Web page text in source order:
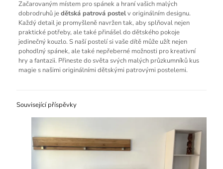
Začarovaným místem pro spánek a hraní vašich malých
dobrodruhů jedětská patrová postelv originálním designu.
Každý detail je promyšleně navržen tak, aby splňoval nejen
praktické potřeby, ale také přinášel do dětského pokoje
jedinečný kouzlo. S naší postelí si vaše dítě může užít nejen
pohodlný spánek, ale také nepřeberné možnosti pro kreativní
hry a fantazii. Přineste do světa svých malých průzkumníků kus
magie s našimi originálními dětskými patrovými postelemi.
Související příspěvky